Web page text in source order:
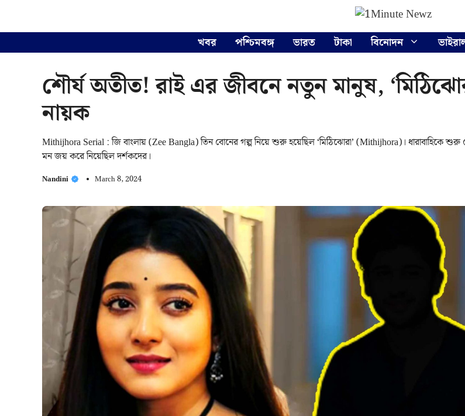
খবর পশ্চিমবঙ্গ ভারত টাকা বিনোদন
শৌর্য অতীত! রাই এর জীবনে নতুন মানুষ,
নায়ক
Mithijhora Serial : জি বাংলায় (Zee Bangla) তিন বোনের গল্প নিয়ে শুরু হয়েছিল ‘মিঠিঝোরা’ (Mithijhora)। ধারাবাহিকে শুরু
মন জয় করে নিয়েছিল দর্শকদের।
Nandini March 8, 2024